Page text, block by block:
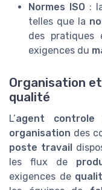
Normes ISO:
telles que la
des pratiques
exigences du
Organisation
qualité
L’agent controle
organisation des
poste travail
les flux de
exigences de